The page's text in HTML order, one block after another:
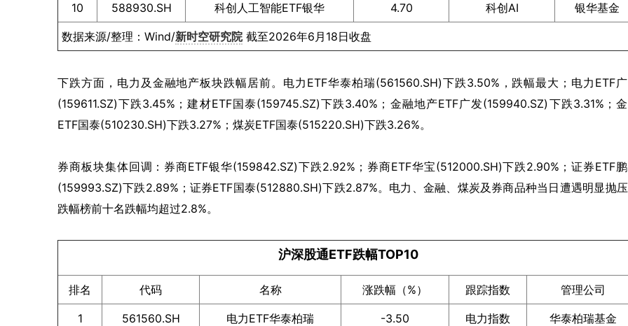
10 588930.SH 科创人工智能ETF银华 4.70 科创AI 银华基金
数据来源/整理：Wind/新时空研究院截至2026年6月18日收盘
下跌方面，电力及金融地产板块跌幅居前。电力ETF华泰柏瑞(561560.SH)下跌3.50%，跌幅最大；电力ETF
(159611.SZ)下跌3.45%；建材ETF国泰(159745.SZ)下跌3.40%；金融地产ETF广发(159940.SZ)下跌3.31%；
ETF国泰(510230.SH)下跌3.27%；煤炭ETF国泰(515220.SH)下跌3.26%。
券商板块集体回调：券商ETF银华(159842.SZ)下跌2.92%；券商ETF华宝(512000.SH)下跌2.90%；证券ETF
(159993.SZ)下跌2.89%；证券ETF国泰(512880.SH)下跌2.87%。电力、金融、煤炭及券商品种当日遭遇明显抛压
跌幅榜前十名跌幅均超过2.8%。
沪深股通ETF跌幅TOP10
排名 代码 名称 涨跌幅（%） 跟踪指数 管理公司
1 561560.SH 电力ETF华泰柏瑞 -3.50 电力指数 华泰柏瑞基金